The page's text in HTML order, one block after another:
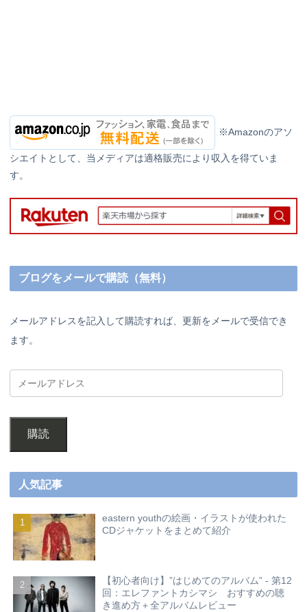
※Amazonのアソ
シエイトとして、当メディアは適格販売により収入を得ていま
す。
ブログをメールで購読（無料）
メールアドレスを記入して購読すれば、更新をメールで受信でき
ます。
購読
人気記事
eastern youthの絵画・イラストが使われた
CDジャケットをまとめて紹介
【初心者向け】”はじめてのアルバム” - 第12
回：エレファントカシマシ おすすめの聴
き進め方＋全アルバムレビュー